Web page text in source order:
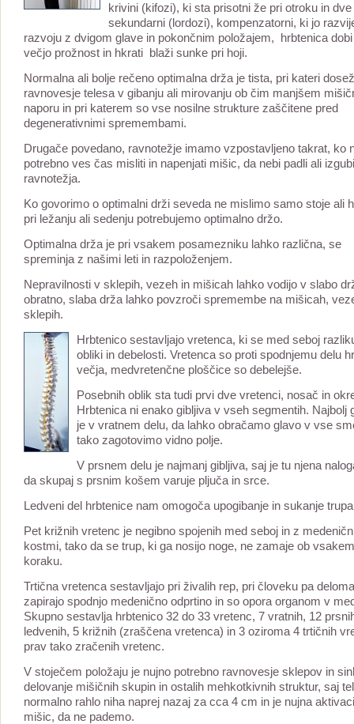
krivini (kifozi), ki sta prisotni že pri otroku in dve
sekundarni (lordozi), kompenzatorni, ki jo
razvoju z dvigom glave in pokončnim položajem, hrbtenica
večjo prožnost in hkrati blaži sunke pri hoji.
Normalna ali bolje rečeno optimalna drža je tista, pri kateri
ravnovesje telesa v gibanju ali mirovanju ob čim manjšem
naporu in pri katerem so vse nosilne strukture zaščitene pred
degenerativnimi spremembami.
Drugače povedano, ravnotežje imamo vzpostavljeno takrat, ko
potrebno ves čas misliti in napenjati mišic, da nebi padli ali
ravnotežja.
Ko govorimo o optimalni drži seveda ne mislimo samo stoje ali
pri ležanju ali sedenju potrebujemo optimalno držo.
Optimalna drža je pri vsakem posamezniku lahko različna, se
spreminja z našimi leti in razpoloženjem.
Nepravilnosti v sklepih, vezeh in mišicah lahko vodijo v slabo
obratno, slaba drža lahko povzroči spremembe na mišicah,
sklepih.
Hrbtenico sestavljajo vretenca, ki se med seboj
obliki in debelosti. Vretenca so proti spodnjemu delu
večja, medvretenčne ploščice so debelejše.
Posebnih oblik sta tudi prvi dve vretenci, nosač in
Hrbtenica ni enako gibljiva v vseh segmentih. Najbolj
je v vratnem delu, da lahko obračamo glavo v vse
tako zagotovimo vidno polje.
V prsnem delu je najmanj gibljiva, saj je tu njena
da skupaj s prsnim košem varuje pljuča in srce.
Ledveni del hrbtenice nam omogoča upogibanje in sukanje
Pet križnih vretenc je negibno spojenih med seboj in z
kostmi, tako da se trup, ki ga nosijo noge, ne zamaje ob vsakem
koraku.
Trtična vretenca sestavljajo pri živalih rep, pri človeku pa deloma
zapirajo spodnjo medenično odprtino in so opora organom v
Skupno sestavlja hrbtenico 32 do 33 vretenc, 7 vratnih, 12
ledvenih, 5 križnih (zraščena vretenca) in 3 oziroma 4 trtičnih
prav tako zračenih vretenc.
V stoječem položaju je nujno potrebno ravnovesje sklepov in
delovanje mišičnih skupin in ostalih mehkotkivnih struktur, saj
normalno rahlo niha naprej nazaj za cca 4 cm in je nujna
mišic, da ne pademo.